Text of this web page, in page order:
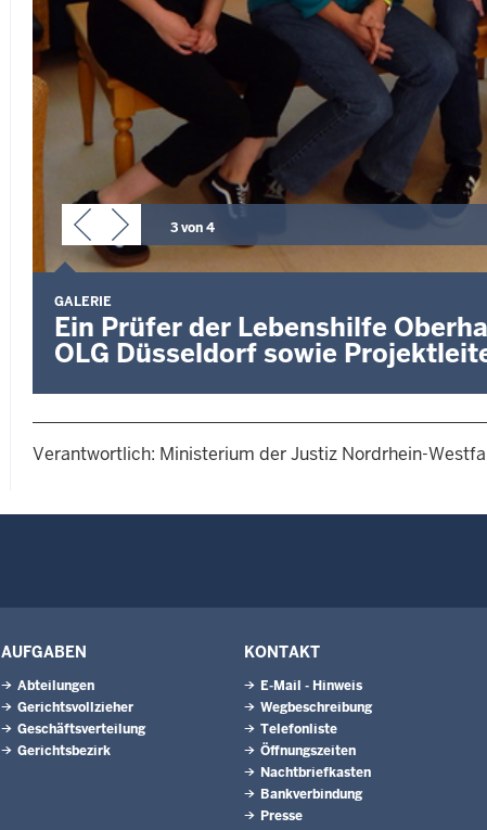
3 von 4
GALERIE
Ein Prüfer der Lebenshilfe
OLG Düsseldorf sowie
Verantwortlich: Ministerium der Justiz Nordrhein-
AUFGABEN
Abteilungen
Gerichtsvollzieher
Geschäftsverteilung
Gerichtsbezirk
KONTAKT
E-Mail - Hinweis
Wegbeschreibung
Telefonliste
Öffnungszeiten
Nachtbriefkasten
Bankverbindung
Presse